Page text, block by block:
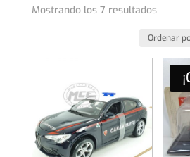
Mostrando los 7 resultados
los
últimos